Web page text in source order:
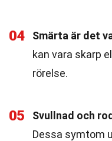
04 Smärta är det
kan vara skarp
rörelse.
05
Svullnad och
Dessa symtom